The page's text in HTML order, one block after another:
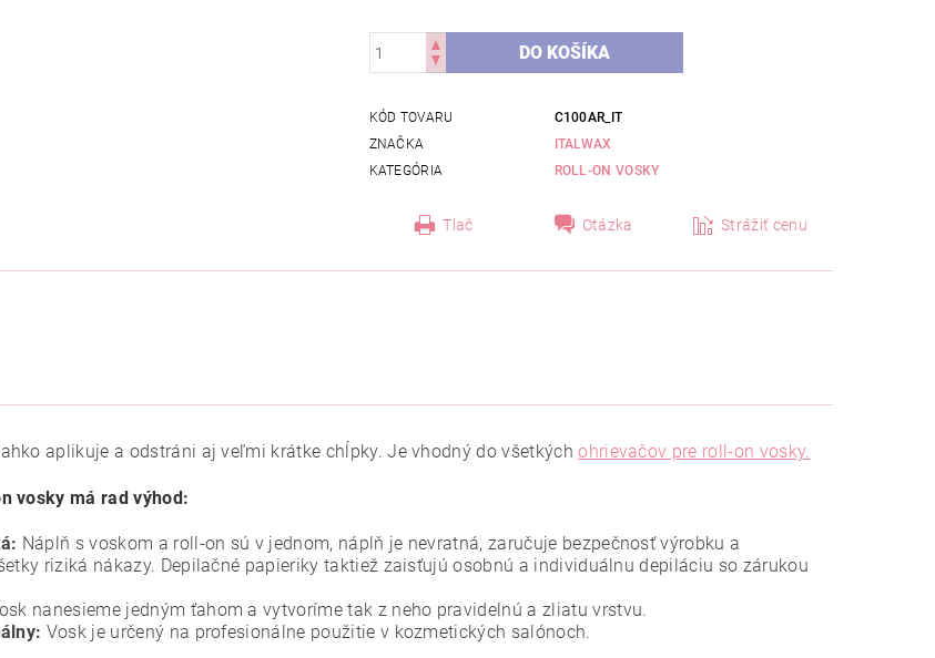
KÓD TOVARU
C100AR_IT
ZNAČKA
ITALWAX
KATEGÓRIA
ROLL-ON VOSKY
Tlač Otázka Strážiť cenu
aplikuje a odstráni aj veľmi krátke chĺpky. Je vhodný do všetkýchohrievačov pre roll-on vosky.
vosky má rad výhod:
Náplň s voskom a roll-on sú v jednom, náplň je nevratná, zaručuje bezpečnosť výrobku a
riziká nákazy. Depilačné papieriky taktiež zaisťujú osobnú a individuálnu depiláciu so zárukou
nanesieme jedným ťahom a vytvoríme tak z neho pravidelnú a zliatu vrstvu.
Vosk je určený na profesionálne použitie v kozmetických salónoch.